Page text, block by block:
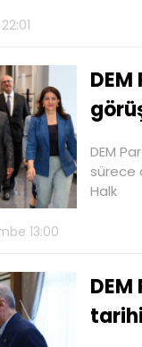
DEM
sürece
Halk
13:00